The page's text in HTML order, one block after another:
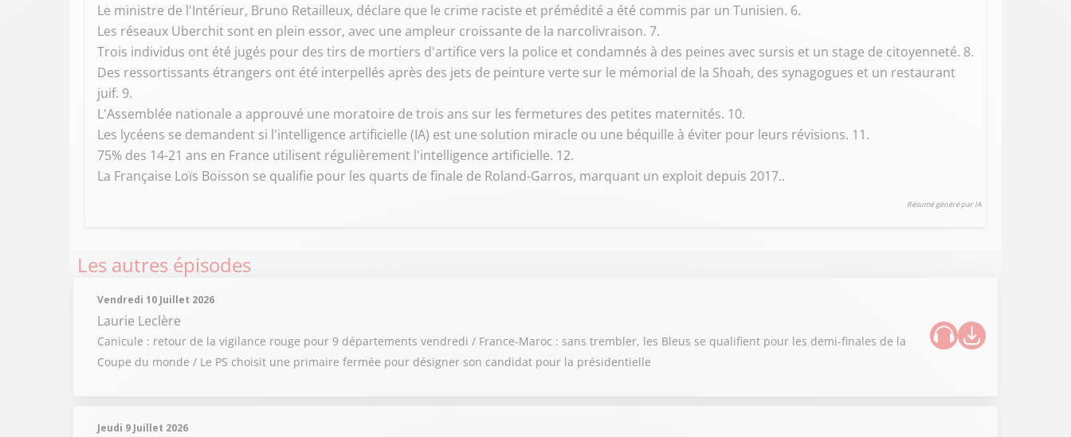
Le ministre de l'Intérieur, Bruno Retailleux, déclare que le crime raciste et prémédité a été commis par un Tunisien. 6.
Les réseaux Uberchit sont en plein essor, avec une ampleur croissante de la narcolivraison. 7.
Trois individus ont été jugés pour des tirs de mortiers d'artifice vers la police et condamnés à des peines avec sursis et un stage de citoyenneté. 8.
Des ressortissants étrangers ont été interpellés après des jets de peinture verte sur le mémorial de la Shoah, des synagogues et un restaurant
juif. 9.
L'Assemblée nationale a approuvé une moratoire de trois ans sur les fermetures des petites maternités. 10.
Les lycéens se demandent si l'intelligence artificielle (IA) est une solution miracle ou une béquille à éviter pour leurs révisions. 11.
75% des 14-21 ans en France utilisent régulièrement l'intelligence artificielle. 12.
La Française Loïs Boisson se qualifie pour les quarts de finale de Roland-Garros, marquant un exploit depuis 2017..
Résumé généré par IA
Les autres épisodes
Vendredi 10 Juillet 2026
Laurie Leclère
Canicule : retour de la vigilance rouge pour 9 départements vendredi / France-Maroc : sans trembler, les Bleus se qualifient pour les demi-finales de la
Coupe du monde / Le PS choisit une primaire fermée pour désigner son candidat pour la présidentielle
Jeudi 9 Juillet 2026